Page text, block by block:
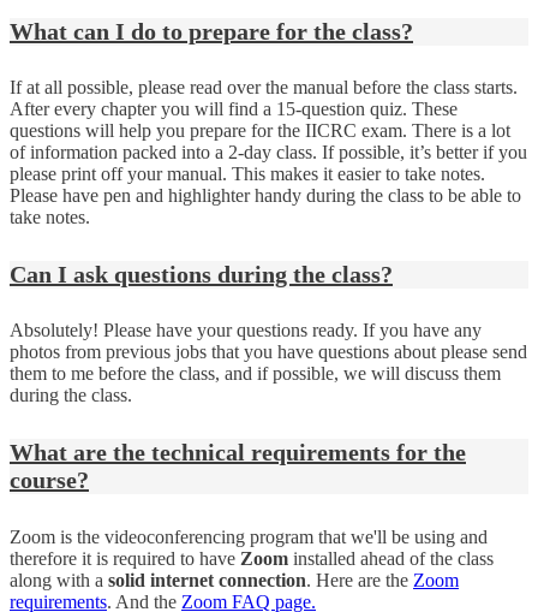
What can I do to prepare for the class?
If at all possible, please read over the manual before the class starts.
After every chapter you will find a 15-question quiz. These
questions will help you prepare for the IICRC exam. There is a lot
of information packed into a 2-day class. If possible, it’s better if you
please print off your manual. This makes it easier to take notes.
Please have pen and highlighter handy during the class to be able to
take notes.
Can I ask questions during the class?
Absolutely! Please have your questions ready. If you have any
photos from previous jobs that you have questions about please send
them to me before the class, and if possible, we will discuss them
during the class.
What are the technical requirements for the
course?
Zoom is the videoconferencing program that we'll be using and
therefore it is required to have Zoom installed ahead of the class
along with a solid internet connection. Here are the Zoom
requirements. And the Zoom FAQ page.